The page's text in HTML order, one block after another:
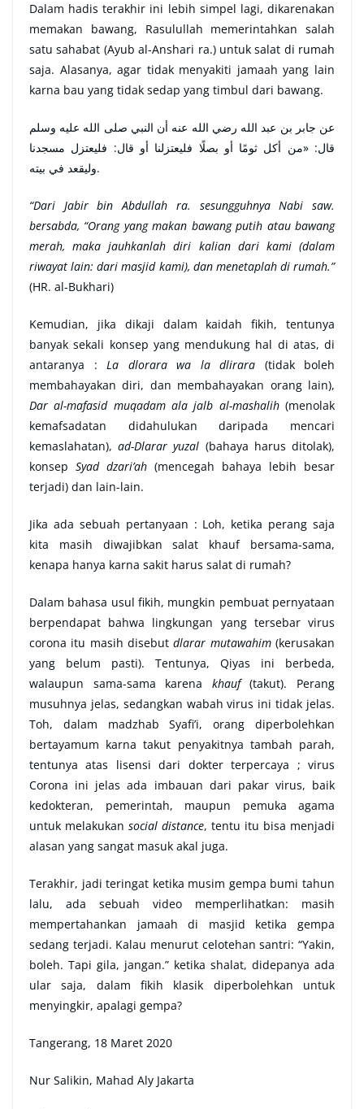
Dalam hadis terakhir ini lebih simpel lagi, dikarenakan
memakan bawang, Rasulullah memerintahkan salah
satu sahabat (Ayub al-Anshari ra.) untuk salat di rumah
saja. Alasanya, agar tidak menyakiti jamaah yang lain
karna bau yang tidak sedap yang timbul dari bawang.
عن جابر بن عبد الله رضي الله عنه أن النبي صلى الله عليه وسلم
قال: «من أكل ثومًا أو بصلًا فليعتزلنا أو قال: فليعتزل مسجدنا
وليقعد في بيته.
“Dari Jabir bin Abdullah ra. sesungguhnya Nabi saw.
bersabda, “Orang yang makan bawang putih atau bawang
merah, maka jauhkanlah diri kalian dari kami (dalam
riwayat lain: dari masjid kami), dan menetaplah di rumah.”
(HR. al-Bukhari)
Kemudian, jika dikaji dalam kaidah fikih, tentunya
banyak sekali konsep yang mendukung hal di atas, di
antaranya : La dlorara wa la dlirara (tidak boleh
membahayakan diri, dan membahayakan orang lain),
Dar al-mafasid muqadam ala jalb al-mashalih(menolak
kemafsadatan didahulukan daripada mencari
kemaslahatan), ad-Dlarar yuzal (bahaya harus ditolak),
konsep Syad dzari’ah (mencegah bahaya lebih besar
terjadi) dan lain-lain.
Jika ada sebuah pertanyaan : Loh, ketika perang saja
kita masih diwajibkan salat khauf bersama-sama,
kenapa hanya karna sakit harus salat di rumah?
Dalam bahasa usul fikih, mungkin pembuat pernyataan
berpendapat bahwa lingkungan yang tersebar virus
corona itu masih disebutdlarar mutawahim(kerusakan
yang belum pasti). Tentunya, Qiyas ini berbeda,
walaupun sama-sama karena khauf(takut). Perang
musuhnya jelas, sedangkan wabah virus ini tidak jelas.
Toh, dalam madzhab Syafi’i, orang diperbolehkan
bertayamum karna takut penyakitnya tambah parah,
tentunya atas lisensi dari dokter terpercaya ; virus
Corona ini jelas ada imbauan dari pakar virus, baik
kedokteran, pemerintah, maupun pemuka agama
untuk melakukan social distance, tentu itu bisa menjadi
alasan yang sangat masuk akal juga.
Terakhir, jadi teringat ketika musim gempa bumi tahun
lalu, ada sebuah video memperlihatkan: masih
mempertahankan jamaah di masjid ketika gempa
sedang terjadi. Kalau menurut celotehan santri: “Yakin,
boleh. Tapi gila, jangan.” ketika shalat, didepanya ada
ular saja, dalam fikih klasik diperbolehkan untuk
menyingkir, apalagi gempa?
Tangerang, 18 Maret 2020
Nur Salikin, Mahad Aly Jakarta